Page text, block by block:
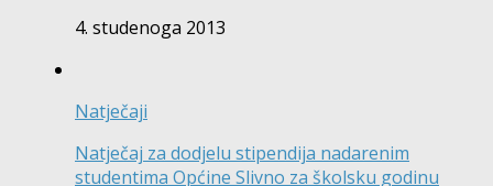
4. studenoga 2013
Natječaji
Natječaj za dodjelu stipendija nadarenim
studentima Općine Slivno za školsku godinu